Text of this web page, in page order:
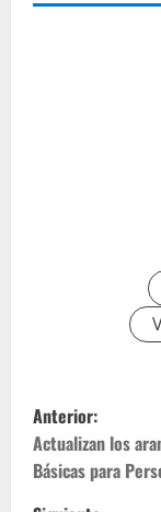
Anterior:
Actualizan los
Básicas para